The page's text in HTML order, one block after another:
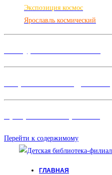
Экспозиция космос
Ярославль космический
Перейти к содержимому
ГЛАВНАЯ